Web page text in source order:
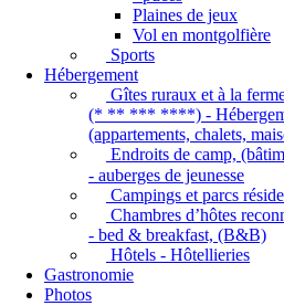
Plaines de jeux
Vol en montgolfière
Sports
Hébergement
Gîtes ruraux et à la
(* ** *** ****) -
(appartements, chalets,
Endroits de camp,
- auberges de jeunesse
Campings et parcs
Chambres d’hôtes
- bed & breakfast, (B&B)
Hôtels - Hôtellieries
Gastronomie
Photos